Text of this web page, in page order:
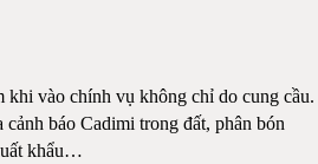
khi vào chính vụ không chỉ do cung cầu.
báo Cadimi trong đất, phân bón
khẩu…